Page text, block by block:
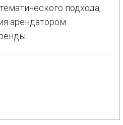
подхода,
арендатором